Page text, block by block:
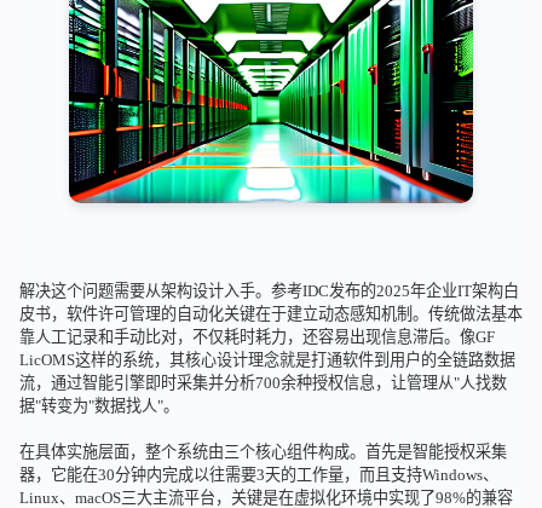
解决这个问题需要从架构设计入手。参考IDC发布的2025年企业IT架构白
皮书，软件许可管理的自动化关键在于建立动态感知机制。传统做法基本
靠人工记录和手动比对，不仅耗时耗力，还容易出现信息滞后。像GF
LicOMS这样的系统，其核心设计理念就是打通软件到用户的全链路数据
流，通过智能引擎即时采集并分析700余种授权信息，让管理从"人找数
据"转变为"数据找人"。
在具体实施层面，整个系统由三个核心组件构成。首先是智能授权采集
器，它能在30分钟内完成以往需要3天的工作量，而且支持Windows、
Linux、macOS三大主流平台，关键是在虚拟化环境中实现了98%的兼容